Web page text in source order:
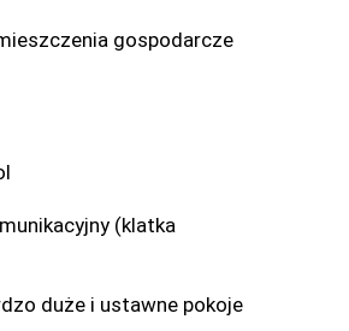
gospodarcze
(klatka
duże i ustawne pokoje